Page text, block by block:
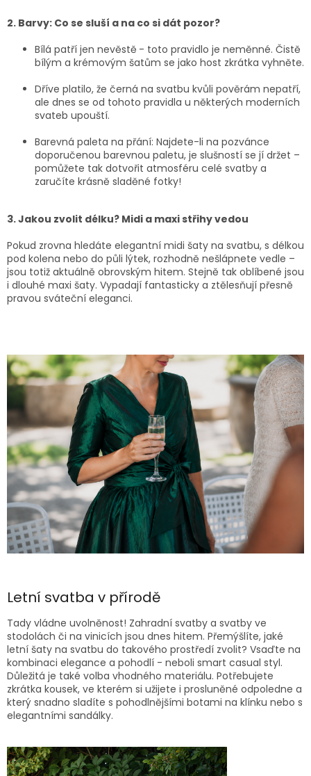
2. Barvy: Co se sluší a na co si dát pozor?
Bílá patří jen nevěstě - toto pravidlo je neměnné. Čistě
bílým a krémovým šatům se jako host zkrátka vyhněte.
Dříve platilo, že černá na svatbu kvůli pověrám nepatří,
ale dnes se od tohoto pravidla u některých moderních
svateb upouští.
Barevná paleta na přání: Najdete-li na pozvánce
doporučenou barevnou paletu, je slušností se jí držet –
pomůžete tak dotvořit atmosféru celé svatby a
zaručíte krásně sladěné fotky!
3. Jakou zvolit délku? Midi a maxi střihy vedou
Pokud zrovna hledáte elegantní midi šaty na svatbu, s délkou
pod kolena nebo do půli lýtek, rozhodně nešlápnete vedle –
jsou totiž aktuálně obrovským hitem. Stejně tak oblíbené jsou
i dlouhé maxi šaty. Vypadají fantasticky a ztělesňují přesně
pravou sváteční eleganci.
Letní svatba v přírodě
Tady vládne uvolněnost! Zahradní svatby a svatby ve
stodolách či na vinicích jsou dnes hitem. Přemýšlíte, jaké
letní šaty na svatbu do takového prostředí zvolit? Vsaďte na
kombinaci elegance a pohodlí - neboli smart casual styl.
Důležitá je také volba vhodného materiálu. Potřebujete
zkrátka kousek, ve kterém si užijete i prosluněné odpoledne a
který snadno sladíte s pohodlnějšími botami na klínku nebo s
elegantními sandálky.